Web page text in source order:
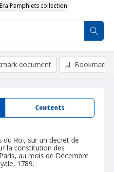
Pamphlets collection
Contents
du Roi, sur un decret de
la constitution des
au mois de Décembre
1789.
document Bookmark